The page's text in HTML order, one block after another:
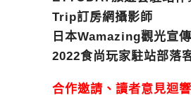
Trip訂房網攝影師
日本Wamazing觀光宣
2022食尚玩家駐站部落
合作邀請、讀者意見迴